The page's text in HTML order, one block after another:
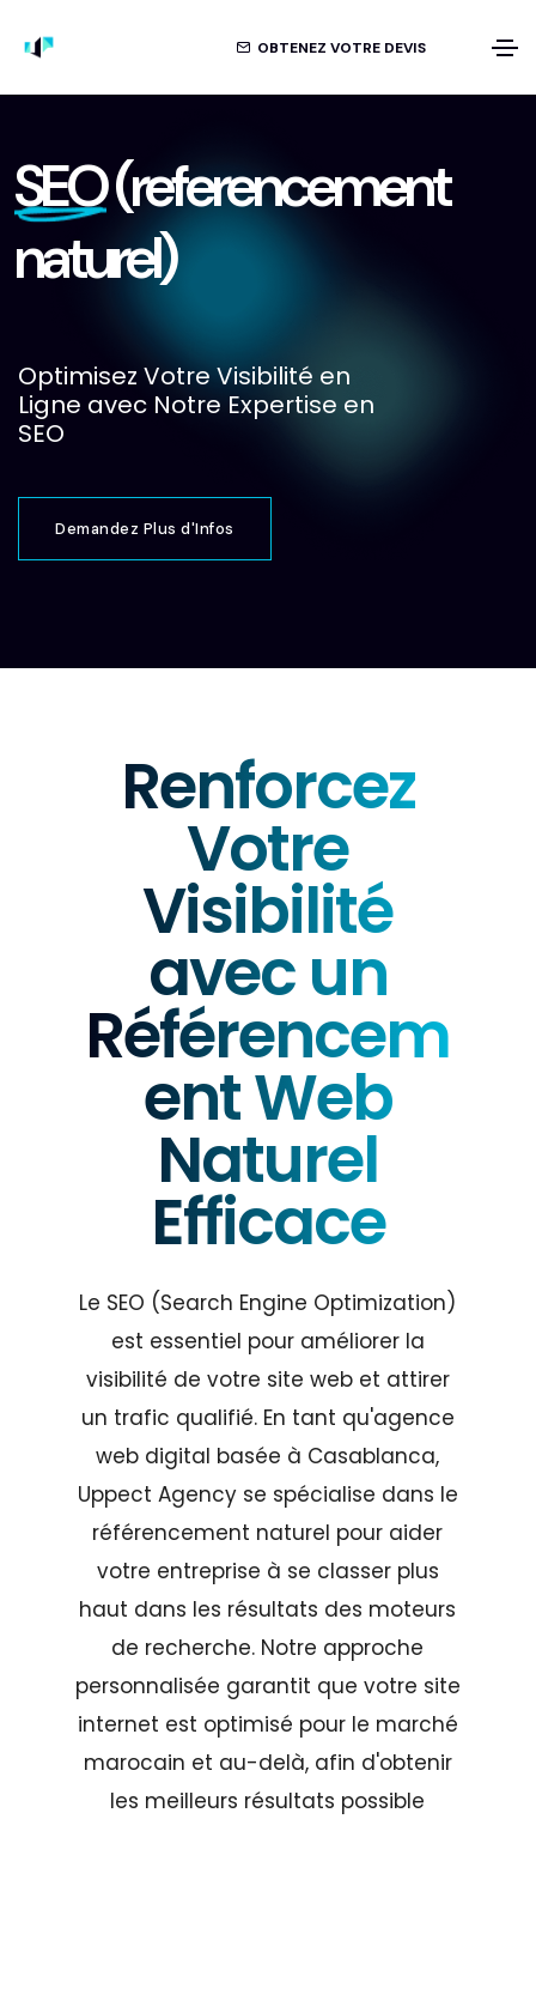
OBTENEZ VOTRE DEVIS
SEO(referencement
naturel)
Optimisez Votre Visibilité en
Ligne avec Notre Expertise en
SEO
Demandez Plus d'Infos
Renforcez
Votre
Visibilité
avec un
Référencem
ent Web
Naturel
Efficace
Le SEO (Search Engine Optimization)
est essentiel pour améliorer la
visibilité de votre site web et attirer
un trafic qualifié. En tant qu'agence
web digital basée à Casablanca,
Uppect Agency se spécialise dans le
référencement naturel pour aider
votre entreprise à se classer plus
haut dans les résultats des moteurs
de recherche. Notre approche
personnalisée garantit que votre site
internet est optimisé pour le marché
marocain et au-delà, afin d'obtenir
les meilleurs résultats possible